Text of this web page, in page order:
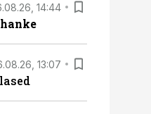
14:44
13:07